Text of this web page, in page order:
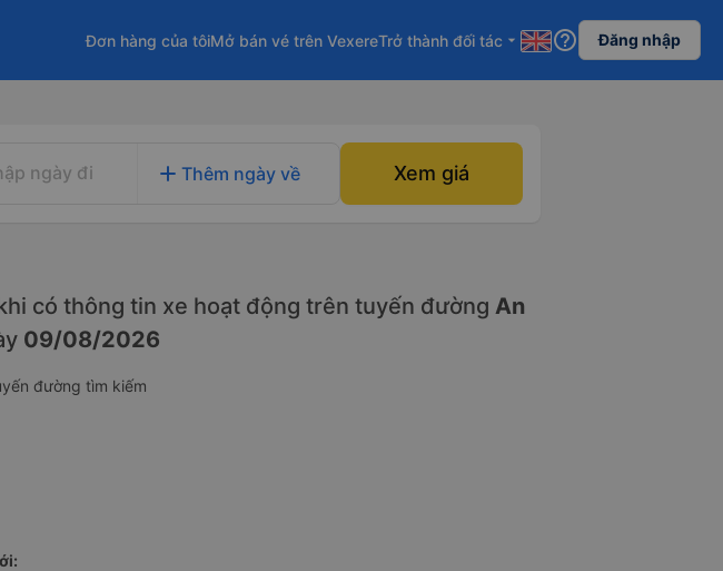
Đơn hàng của tôiMở bán vé trên VexereTrở thành đối tác arrow_drop_down help_outline Đăng nhập
ngày đi add Thêm ngày về Xem giá
có thông tin xe hoạt động trên tuyến đường An
09/08/2026
đường tìm kiếm